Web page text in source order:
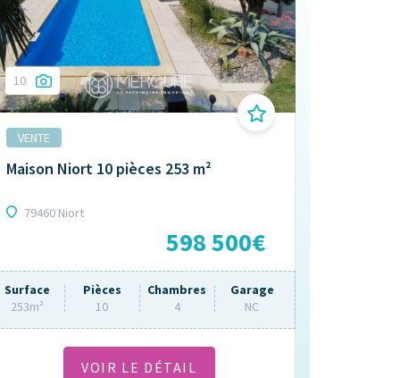
10
VENTE
Maison Niort 10 pièces 253 m²
79460 Niort
598 500€
Surface
253m²
Pièces
10
Chambres
4
Garage
NC
VOIR LE DÉTAIL